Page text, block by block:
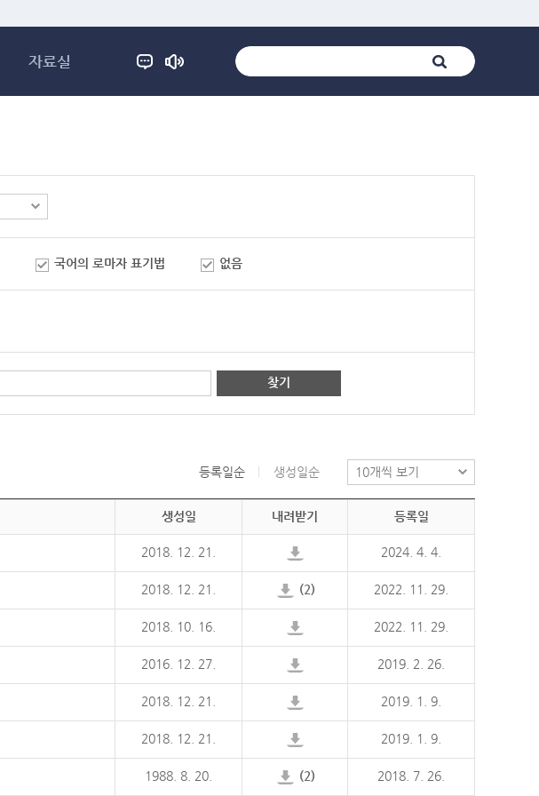
자료실
국어의 로마자 표기법 없음
찾기
등록일순 생성일순
생성일 내려받기 등록일
2018. 12. 21. 2024. 4. 4.
2018. 12. 21. (2) 2022. 11. 29.
2018. 10. 16. 2022. 11. 29.
2016. 12. 27. 2019. 2. 26.
2018. 12. 21. 2019. 1. 9.
2018. 12. 21. 2019. 1. 9.
1988. 8. 20. (2) 2018. 7. 26.